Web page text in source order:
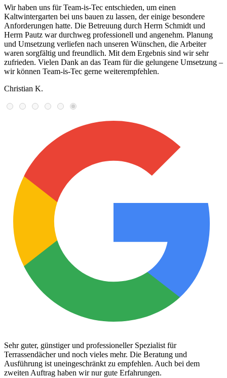
Wir haben uns für Team-is-Tec entschieden, um einen
Kaltwintergarten bei uns bauen zu lassen, der einige besondere
Anforderungen hatte. Die Betreuung durch Herrn Schmidt und
Herrn Pautz war durchweg professionell und angenehm. Planung
und Umsetzung verliefen nach unseren Wünschen, die Arbeiter
waren sorgfältig und freundlich. Mit dem Ergebnis sind wir sehr
zufrieden. Vielen Dank an das Team für die gelungene Umsetzung –
wir können Team-is-Tec gerne weiterempfehlen.
Christian K.
Sehr guter, günstiger und professioneller Spezialist für
Terrassendächer und noch vieles mehr. Die Beratung und
Ausführung ist uneingeschränkt zu empfehlen. Auch bei dem
zweiten Auftrag haben wir nur gute Erfahrungen.